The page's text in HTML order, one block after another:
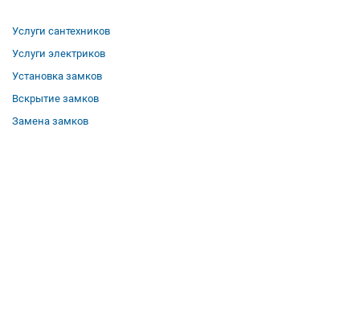
Услуги сантехников
Услуги электриков
Установка замков
Вскрытие замков
Замена замков